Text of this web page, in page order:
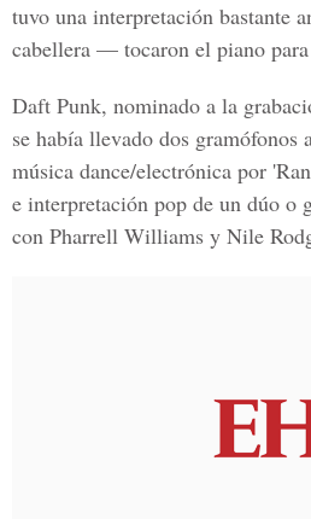
tuvo una interpretación bastante
cabellera — tocaron el piano para
Daft Punk, nominado a la
se había llevado dos gramófonos
música dance/electrónica por
e interpretación pop de un dúo o
con Pharrell Williams y Nile